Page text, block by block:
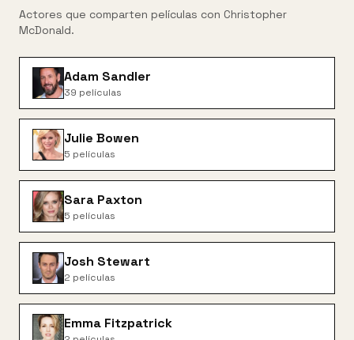
Actores que comparten películas con Christopher
McDonald.
Adam Sandler
39 películas
Julie Bowen
5 películas
Sara Paxton
5 películas
Josh Stewart
2 películas
Emma Fitzpatrick